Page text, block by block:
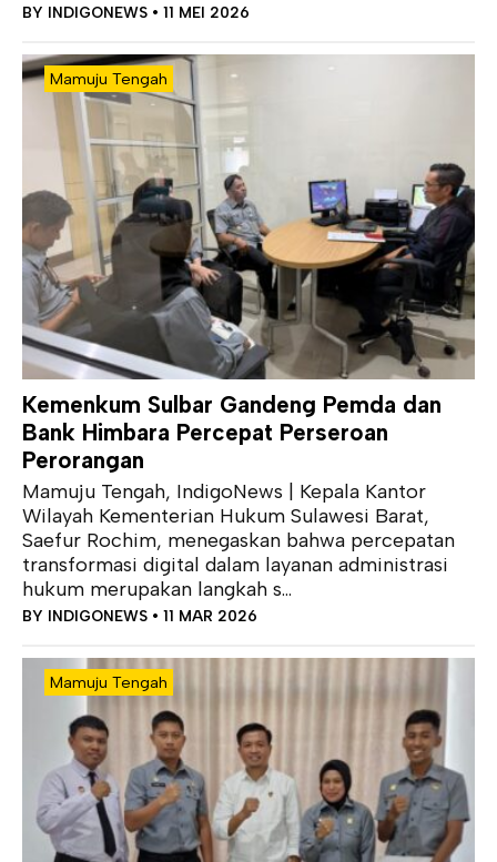
BY INDIGONEWS • 11 MEI 2026
Mamuju Tengah
Kemenkum Sulbar Gandeng Pemda dan
Bank Himbara Percepat Perseroan
Perorangan
Mamuju Tengah, IndigoNews | Kepala Kantor
Wilayah Kementerian Hukum Sulawesi Barat,
Saefur Rochim, menegaskan bahwa percepatan
transformasi digital dalam layanan administrasi
hukum merupakan langkah s...
BY INDIGONEWS • 11 MAR 2026
Mamuju Tengah